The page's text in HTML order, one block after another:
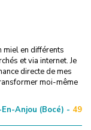
miel en différents
et via internet. Je
directe de mes
moi-même
Anjou (Bocé) - 49